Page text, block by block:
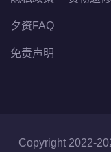
夕资FAQ
免责声明
Copyright 2022-